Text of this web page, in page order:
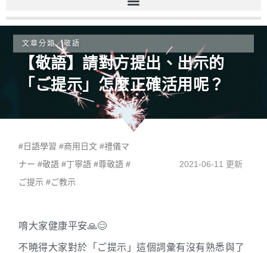
文章分類／敬語
【敬語】請對方提出、出示的
「ご提示」怎麼正確活用呢？
#日語學習 #商用日文 #禮儀マ
ナー #敬語 #丁寧語 #尊敬語 #
ご提示 #ご教示
2021-06-11 更新
唷大家健康平安🙏😊
不曉得大家對於「ご提示」這個詞彙有沒有熟悉與了